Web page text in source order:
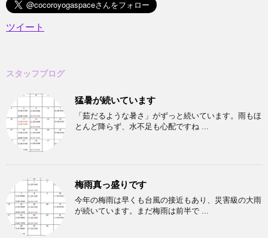
ツイート
スタッフブログ
猛暑が続いています
「茹だるような暑さ」がずっと続いています。雨もほ
とんど降らず、水不足も心配ですね ...
梅雨真っ盛りです
今年の梅雨は早くも台風の接近もあり、災害級の大雨
が続いています。まだ梅雨は前半で ...